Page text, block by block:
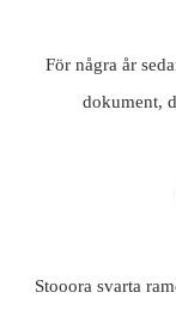
För några år
dokument,
Stooora svarta